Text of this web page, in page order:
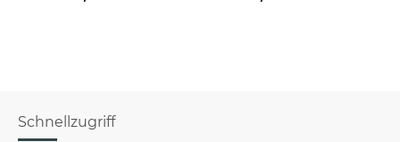
Schnellzugriff